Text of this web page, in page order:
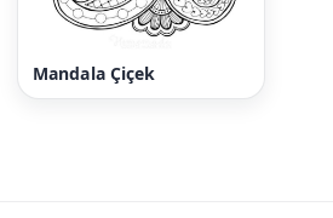
Mandala Çiçek